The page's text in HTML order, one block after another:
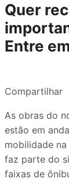
Quer
Entre
Compartilhar
As obras do
estão em
mobilidade
faz parte do
faixas de